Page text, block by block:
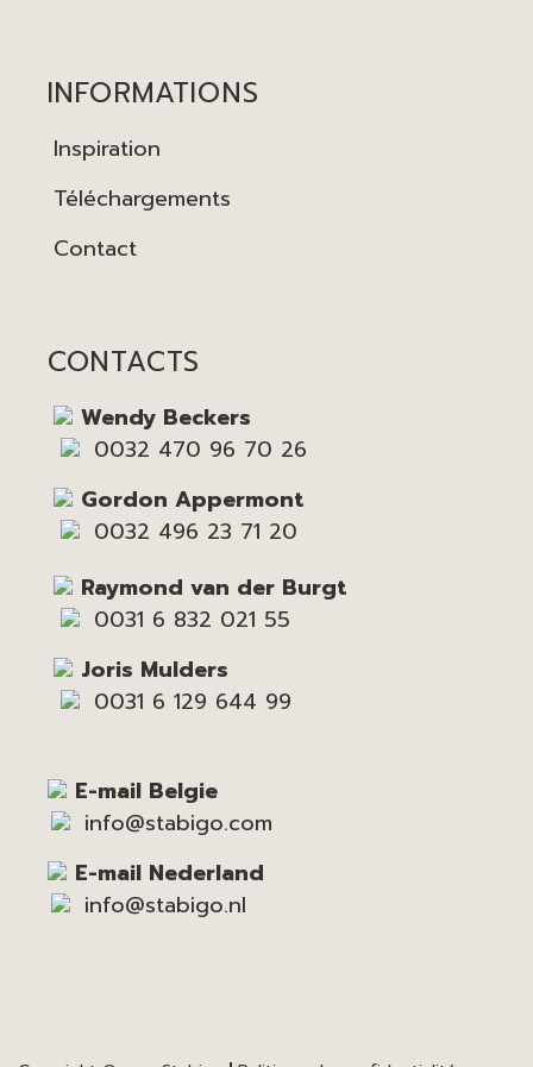
INFORMATIONS
Inspiration
Téléchargements
Contact
CONTACTS
Wendy Beckers
0032 470 96 70 26
Gordon Appermont
0032 496 23 71 20
Raymond van der Burgt
0031 6 832 021 55
Joris Mulders
0031 6 129 644 99
E-mail Belgie
info@stabigo.com
E-mail Nederland
info@stabigo.nl